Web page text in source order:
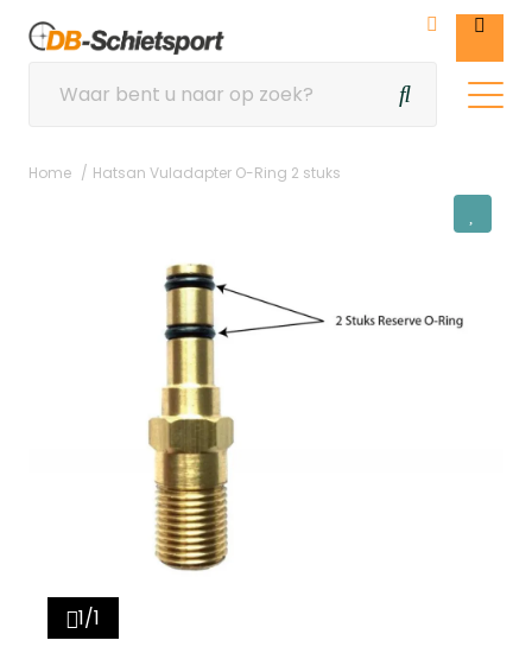
Home Hatsan Vuladapter O-Ring 2 stuks
1/1